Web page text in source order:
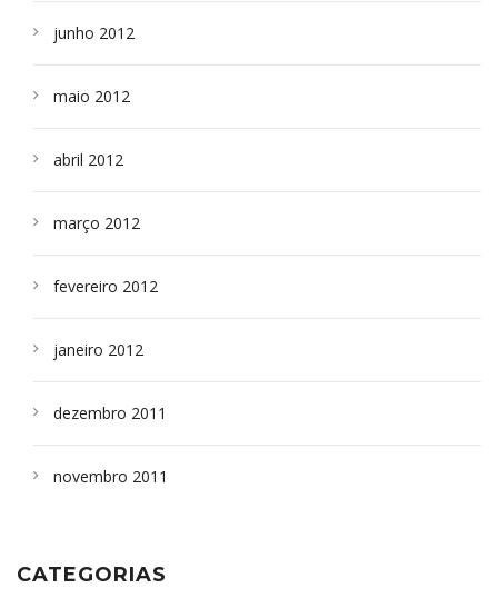
junho 2012
maio 2012
abril 2012
março 2012
fevereiro 2012
janeiro 2012
dezembro 2011
novembro 2011
CATEGORIAS